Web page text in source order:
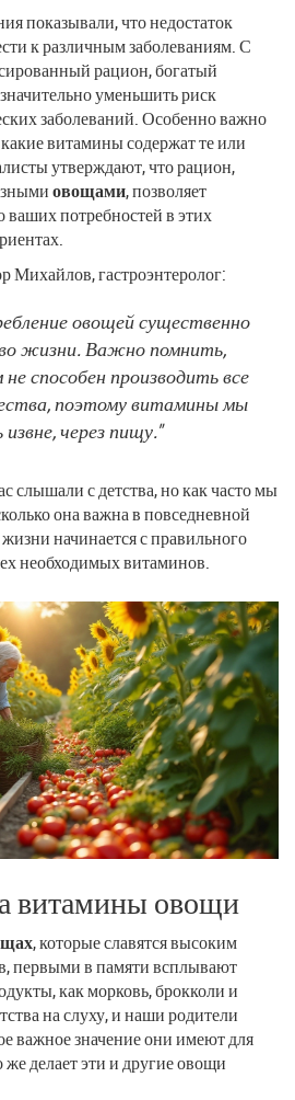
показывали, что недостаток
к различным заболеваниям. С
рацион, богатый
уменьшить риск
заболеваний. Особенно важно
витамины содержат те или
утверждают, что рацион,
овощами, позволяет
потребностей в этих
Михайлов, гастроэнтеролог:
овощей существенно
жизни. Важно помнить,
способен производить все
поэтому витамины мы
через пищу."
слышали с детства, но как часто мы
она важна в повседневной
начинается с правильного
необходимых витаминов.
витамины овощи
, которые славятся высоким
первыми в памяти всплывают
как морковь, брокколи и
на слуху, и наши родители
важное значение они имеют для
делает эти и другие овощи